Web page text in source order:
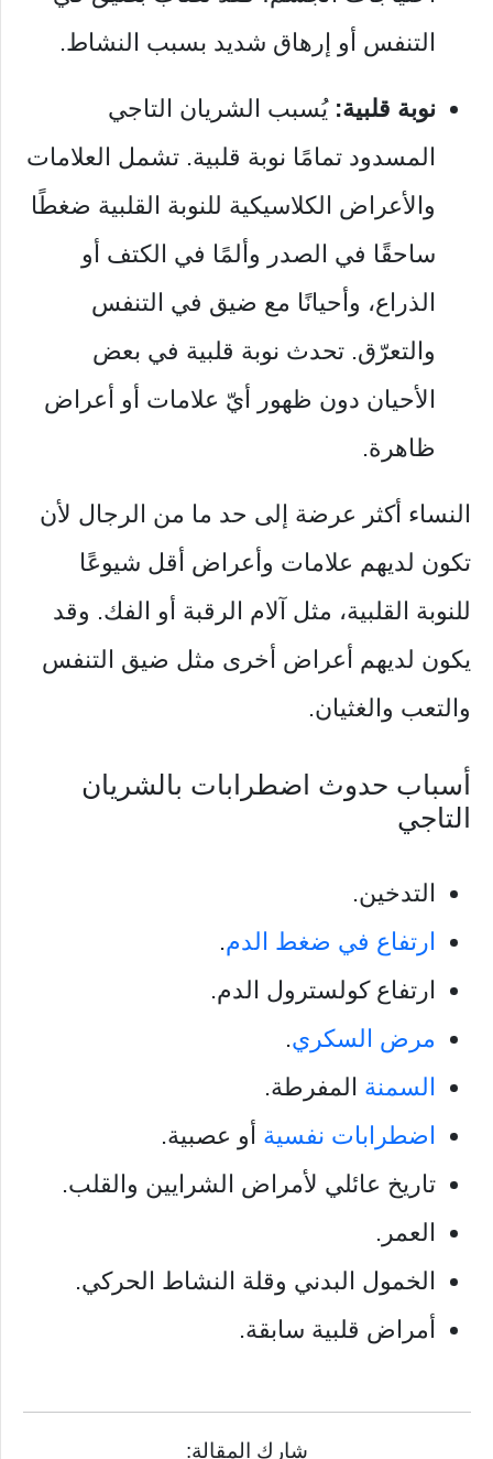
التنفس أو إرهاق شديد بسبب النشاط.
نوبة قلبية:يُسبب الشريان التاجي
المسدود تمامًا نوبة قلبية. تشمل العلامات
والأعراض الكلاسيكية للنوبة القلبية ضغطًا
ساحقًا في الصدر وألمًا في الكتف أو
الذراع، وأحيانًا مع ضيق في التنفس
والتعرّق. تحدث نوبة قلبية في بعض
الأحيان دون ظهور أيّ علامات أو أعراض
ظاهرة.
النساء أكثر عرضة إلى حد ما من الرجال لأن
تكون لديهم علامات وأعراض أقل شيوعًا
للنوبة القلبية، مثل آلام الرقبة أو الفك. وقد
يكون لديهم أعراض أخرى مثل ضيق التنفس
والتعب والغثيان.
أسباب حدوث اضطرابات بالشريان
التاجي
التدخين.
ارتفاع في ضغط الدم.
ارتفاع كولسترول الدم.
مرض السكري.
السمنة المفرطة.
اضطرابات نفسية أو عصبية.
تاريخ عائلي لأمراض الشرايين والقلب.
العمر.
الخمول البدني وقلة النشاط الحركي.
أمراض قلبية سابقة.
شارك المقالة: